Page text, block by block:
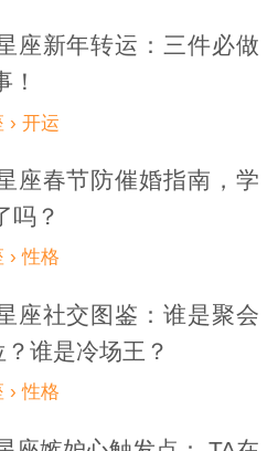
时，要保持积极和乐观
你的活力和热情。
。
，要注意尽量不要过
活和决策。
各种有趣的活动和冒
运动等，增强彼此的默
座新年转运：三件必做
！
› 开运
座春节防催婚指南，学
吗？
› 性格
座社交图鉴：谁是聚会
？谁是冷场王？
› 性格